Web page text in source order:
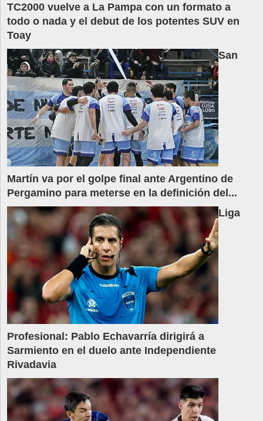
TC2000 vuelve a La Pampa con un formato a
todo o nada y el debut de los potentes SUV en
Toay
San
Martín va por el golpe final ante Argentino de
Pergamino para meterse en la definición del...
Liga
Profesional: Pablo Echavarría dirigirá a
Sarmiento en el duelo ante Independiente
Rivadavia